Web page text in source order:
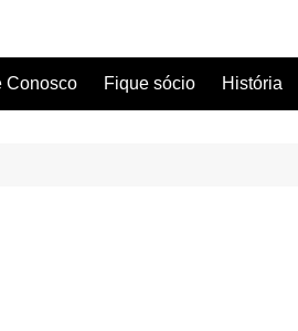
Conosco Fique sócio História